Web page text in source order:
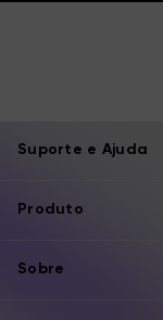
Suporte e Ajuda
Produto
Sobre